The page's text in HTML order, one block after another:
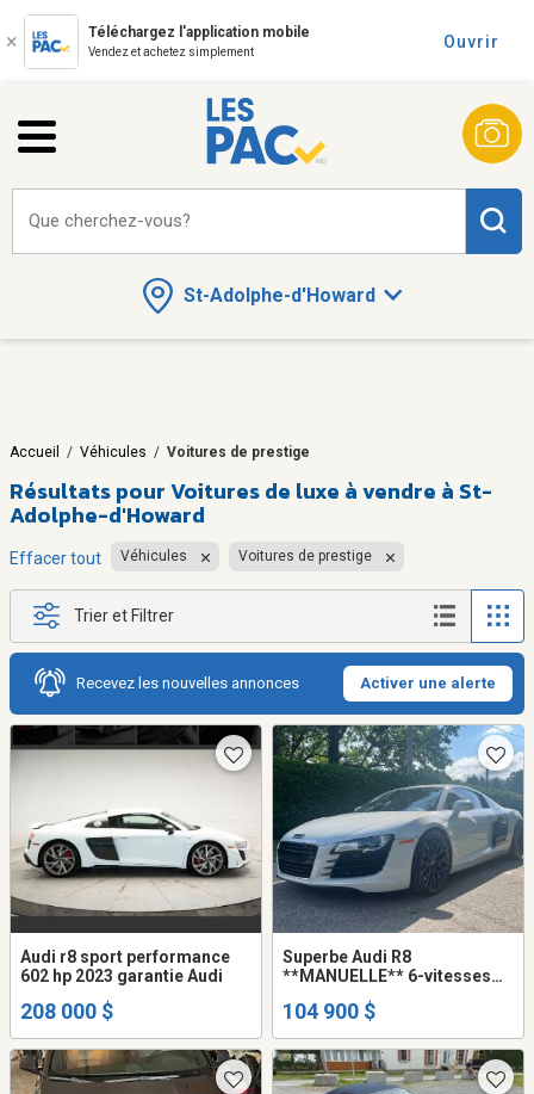
Téléchargez l'application mobile
Vendez et achetez simplement
Ouvrir
St-Adolphe-d'Howard
Que cherchez-vous?
Accueil / Véhicules / Voitures de prestige
Résultats pourVoitures de luxe à vendre à St-
Adolphe-d'Howard
Effacer tout Véhicules Voitures de prestige
Trier et Filtrer
Recevez les nouvelles annonces Activer une alerte
Audi r8 sport performance
602 hp 2023 garantie Audi
208 000 $
Superbe Audi R8
**MANUELLE** 6-vitesses
104 900 $